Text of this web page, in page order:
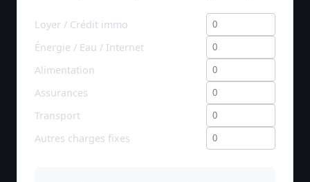
Loyer / Crédit immo
Énergie / Eau / Internet
Alimentation
Assurances
Transport
Autres charges fixes